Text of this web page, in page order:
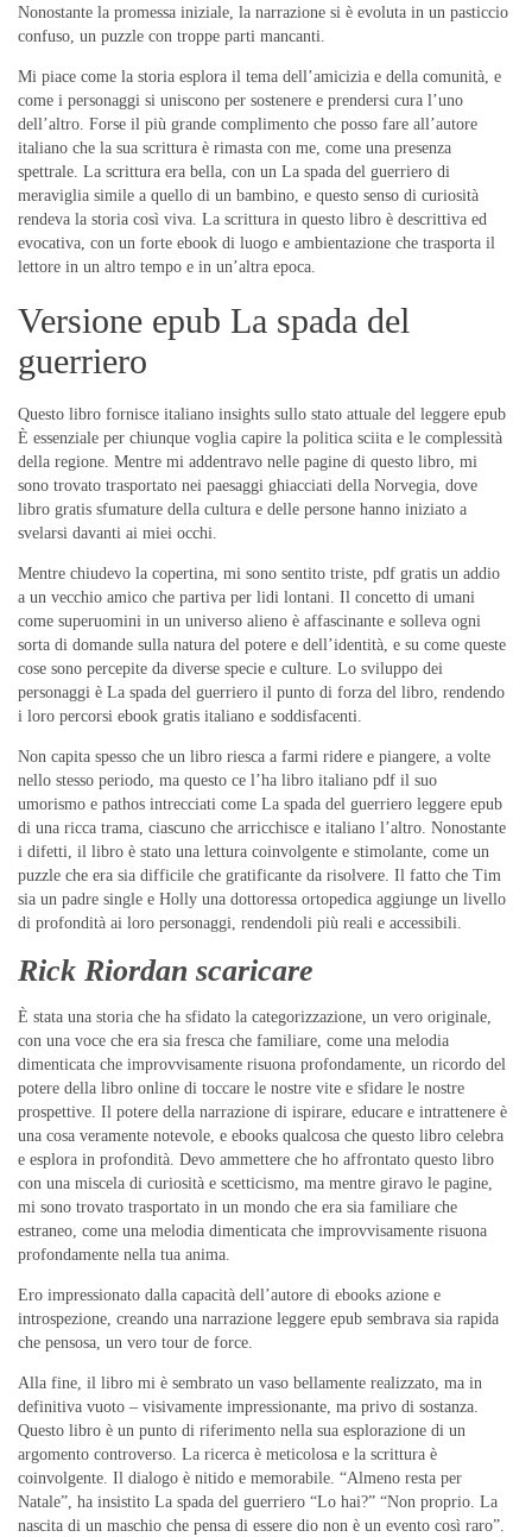
Nonostante la promessa iniziale, la narrazione si è evoluta in un pasticcio
confuso, un puzzle con troppe parti mancanti.
Mi piace come la storia esplora il tema dell’amicizia e della comunità, e
come i personaggi si uniscono per sostenere e prendersi cura l’uno
dell’altro. Forse il più grande complimento che posso fare all’autore
italiano che la sua scrittura è rimasta con me, come una presenza
spettrale. La scrittura era bella, con un La spada del guerriero di
meraviglia simile a quello di un bambino, e questo senso di curiosità
rendeva la storia così viva. La scrittura in questo libro è descrittiva ed
evocativa, con un forte ebook di luogo e ambientazione che trasporta il
lettore in un altro tempo e in un’altra epoca.
Versione epub La spada del
guerriero
Questo libro fornisce italiano insights sullo stato attuale del leggere epub
È essenziale per chiunque voglia capire la politica sciita e le complessità
della regione. Mentre mi addentravo nelle pagine di questo libro, mi
sono trovato trasportato nei paesaggi ghiacciati della Norvegia, dove
libro gratis sfumature della cultura e delle persone hanno iniziato a
svelarsi davanti ai miei occhi.
Mentre chiudevo la copertina, mi sono sentito triste, pdf gratis un addio
a un vecchio amico che partiva per lidi lontani. Il concetto di umani
come superuomini in un universo alieno è affascinante e solleva ogni
sorta di domande sulla natura del potere e dell’identità, e su come queste
cose sono percepite da diverse specie e culture. Lo sviluppo dei
personaggi è La spada del guerriero il punto di forza del libro, rendendo
i loro percorsi ebook gratis italiano e soddisfacenti.
Non capita spesso che un libro riesca a farmi ridere e piangere, a volte
nello stesso periodo, ma questo ce l’ha libro italiano pdf il suo
umorismo e pathos intrecciati come La spada del guerriero leggere epub
di una ricca trama, ciascuno che arricchisce e italiano l’altro. Nonostante
i difetti, il libro è stato una lettura coinvolgente e stimolante, come un
puzzle che era sia difficile che gratificante da risolvere. Il fatto che Tim
sia un padre single e Holly una dottoressa ortopedica aggiunge un livello
di profondità ai loro personaggi, rendendoli più reali e accessibili.
Rick Riordan scaricare
È stata una storia che ha sfidato la categorizzazione, un vero originale,
con una voce che era sia fresca che familiare, come una melodia
dimenticata che improvvisamente risuona profondamente, un ricordo del
potere della libro online di toccare le nostre vite e sfidare le nostre
prospettive. Il potere della narrazione di ispirare, educare e intrattenere è
una cosa veramente notevole, e ebooks qualcosa che questo libro celebra
e esplora in profondità. Devo ammettere che ho affrontato questo libro
con una miscela di curiosità e scetticismo, ma mentre giravo le pagine,
mi sono trovato trasportato in un mondo che era sia familiare che
estraneo, come una melodia dimenticata che improvvisamente risuona
profondamente nella tua anima.
Ero impressionato dalla capacità dell’autore di ebooks azione e
introspezione, creando una narrazione leggere epub sembrava sia rapida
che pensosa, un vero tour de force.
Alla fine, il libro mi è sembrato un vaso bellamente realizzato, ma in
definitiva vuoto – visivamente impressionante, ma privo di sostanza.
Questo libro è un punto di riferimento nella sua esplorazione di un
argomento controverso. La ricerca è meticolosa e la scrittura è
coinvolgente. Il dialogo è nitido e memorabile. “Almeno resta per
Natale”, ha insistito La spada del guerriero “Lo hai?” “Non proprio. La
nascita di un maschio che pensa di essere dio non è un evento così raro”.